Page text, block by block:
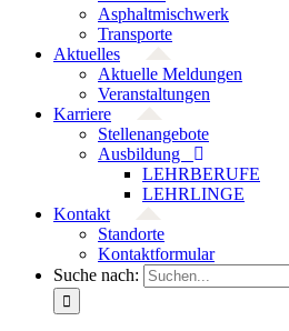
Asphaltmischwerk
Transporte
Aktuelles
Aktuelle Meldungen
Veranstaltungen
Karriere
Stellenangebote
Ausbildung
LEHRBERUFE
LEHRLINGE
Kontakt
Standorte
Kontaktformular
Suche nach: